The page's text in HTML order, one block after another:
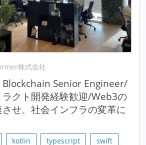
株式会社
Blockchain Senior Engineer/
クト開発経験歓迎/Web3の
せ、社会インフラの変革に
kotlin typescript
swift